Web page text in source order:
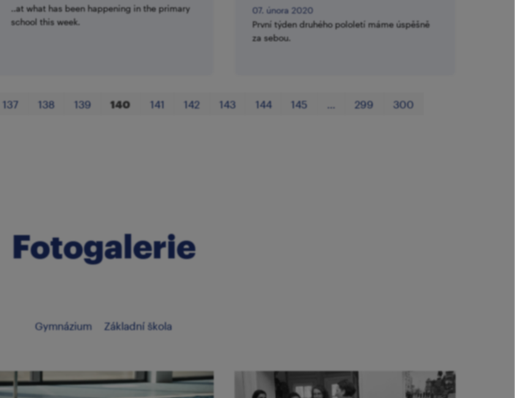
..at what has been happening in the primary
school this week.
07. února 2020
První týden druhého pololetí máme úspěšně
za sebou.
137 138 139 140 141 142 143 144 145 299
300
Fotogalerie
Gymnázium Základní škola